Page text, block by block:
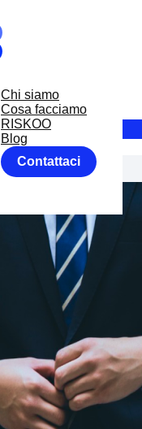
Chi siamo
Cosa facciamo
RISKOO
Blog
Contattaci